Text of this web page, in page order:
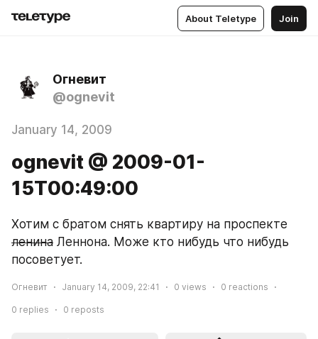
About Teletype Join
Огневит
@ognevit
January 14, 2009
ognevit @ 2009-01-
15T00:49:00
ленина Леннона. Може кто нибудь что нибудь
посоветует.
Огневит January 14, 2009, 22:41 0 views 0 reactions
0 replies 0 reposts